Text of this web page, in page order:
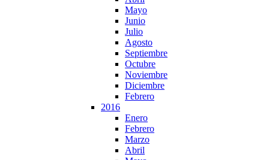
Mayo
Junio
Julio
Agosto
Septiembre
Octubre
Noviembre
Diciembre
Febrero
2016
Enero
Febrero
Marzo
Abril